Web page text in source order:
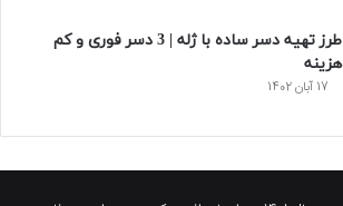
طرز تهیه دسر ساده با ژله | 3 دسر فوری و کم
هزینه
17 آبان 1402